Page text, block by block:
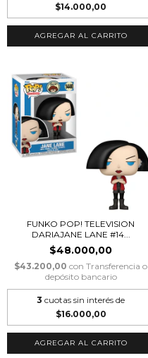
$14.000,00
FUNKO POP! TELEVISION
DARIAJANE LANE #14...
$48.000,00
$43.200,00 con Transferencia o
depósito bancario
3 cuotas sin interés de
$16.000,00